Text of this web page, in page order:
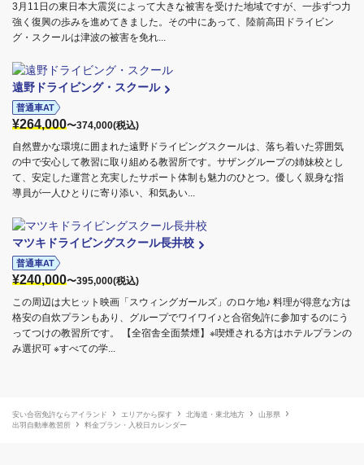
3月11日の東日本大震災によって大きな被害を受けた地域ですが、一歩ずつ力
強く復興の歩みを進めてきました。その中にあって、陸前高田ドライビン
グ・スクールは津波の被害を免れ...
遠野ドライビング・スクール
普通車AT
¥264,000〜374,000(税込)
自然豊かな環境に囲まれた遠野ドライビングスクールは、落ち着いた雰囲気
の中で安心して教習に取り組める教習所です。サザングループの姉妹校とし
て、安定した運営と充実したサポート体制も魅力のひとつ。優しく親身な指
導員が一人ひとりに寄り添い、和気あい...
マツキドライビングスクール長井校
普通車AT
¥240,000〜395,000(税込)
この周辺は大ヒット映画「スウィングガールズ」のロケ地♪ 料理が得意な方は
格安の自炊プランもあり、グループでワイワイ♪と合宿免許に参加するのにう
ってつけの教習所です。 【全宿舎全面禁煙】※喫煙される方はホテルプランの
み選択可 ※すべての学...
安い合宿免許ならアイランド エリアから探す 北海道・東北地方
山形県
出羽自動車教習所
料金プラン・入校日カレンダー